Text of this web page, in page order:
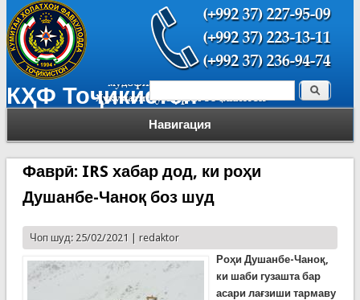
КҲФ Тоҷикистон
Навигация
Форма поиска Поиск
Фаврӣ: IRS хабар дод, ки роҳи
Душанбе-Чаноқ боз шуд
Чоп шуд: 25/02/2021 | redaktor
Роҳи Душанбе-Чаноқ,
ки шаби гузашта бар
асари лағзиши тармаву